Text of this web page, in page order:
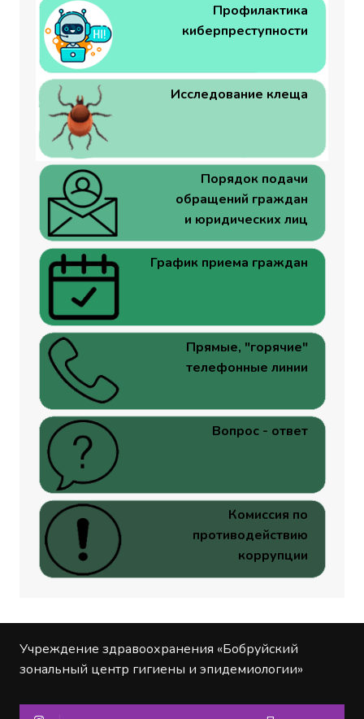
Профилактика
киберпреступности
Исследование клеща
Порядок подачи
обращений граждан
и юридических лиц
График приема граждан
Прямые, "горячие"
телефонные линии
Вопрос - ответ
Комиссия по
противодействию
коррупции
Учреждение здравоохранения «Бобруйский
зональный центр гигиены и эпидемиологии»